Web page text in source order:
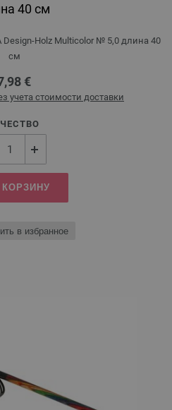
40 см
Design-Holz Multicolor № 5,0 длина 40
см
€
учета стоимости доставки
КОРЗИНУ
в избранное